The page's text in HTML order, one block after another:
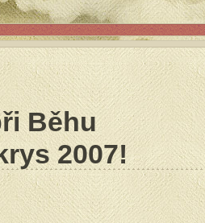
Běhu
2007!